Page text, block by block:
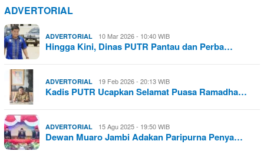
ADVERTORIAL
ADVERTORIAL 10 Mar 2026 - 10:40 WIB
Hingga Kini, Dinas PUTR Pantau dan Perba…
ADVERTORIAL 19 Feb 2026 - 20:13 WIB
Kadis PUTR Ucapkan Selamat Puasa Ramadha…
ADVERTORIAL 15 Agu 2025 - 19:50 WIB
Dewan Muaro Jambi Adakan Paripurna Penya…